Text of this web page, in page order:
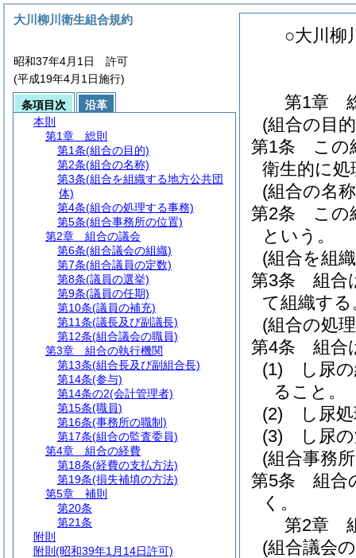
○大川柳
第1章
(組合の目
第1条
この
衛生的に
(組合の名
第2条
この
という。
(組合を組
第3条
組合
て組織する
(組合の処
第4条
組合
(1)
し尿
ること。
(2)
し尿
(3)
し尿
(組合事務
第5条
組合
く。
第2章
(組合議会
大川柳川衛生組合規約
昭和37年4月1日 許可
(平成19年4月1日施行)
条項目次
沿革
本則
第1章
総則
第1条(組合の目的)
第2条(組合の名称)
第3条(組合を組織する地方公共団
体)
第4条(組合の処理する事務)
第5条(組合事務所の位置)
第2章
組合の議会
第6条(組合議会の組織)
第7条(組合議員の定数)
第8条(議員の選挙)
第9条(議員の任期)
第10条(議員の補充)
第11条(議長及び副議長)
第12条(組合議会の職員)
第3章
組合の執行機関
第13条(組合長及び副組合長)
第14条(参与)
第14条の2(会計管理者)
第15条(職員)
第16条(事務所の職制)
第17条(組合の監査委員)
第4章
組合の経費
第18条(経費の支払方法)
第19条(損失補填の方法)
第5章
補則
第20条
第21条
附則
附則 (昭和39年1月14日許可)